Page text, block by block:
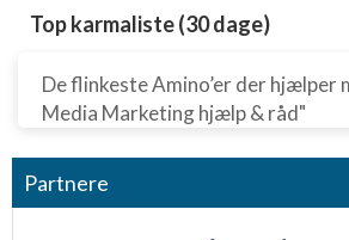
Top karmaliste (30 dage)
De flinkeste Amino’er der hjælper
Media Marketing hjælp & råd"
Partnere